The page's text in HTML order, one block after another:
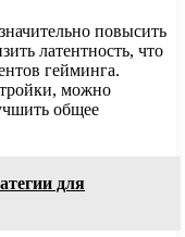
повысить
латентность, что
гейминга.
можно
общее
для